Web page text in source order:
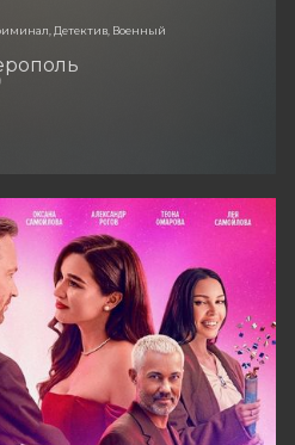
Детектив, Военный